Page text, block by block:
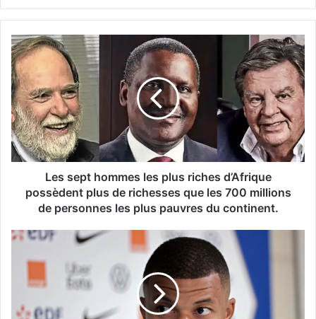
Les sept hommes les plus riches d’Afrique
possèdent plus de richesses que les 700 millions
de personnes les plus pauvres du continent.